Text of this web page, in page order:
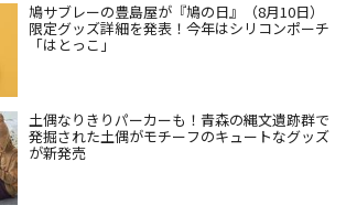
鳩サブレーの豊島屋が『鳩の日』（8月10日）
限定グッズ詳細を発表！今年はシリコンポーチ
「はとっこ」
土偶なりきりパーカーも！青森の縄文遺跡群で
発掘された土偶がモチーフのキュートなグッズ
が新発売